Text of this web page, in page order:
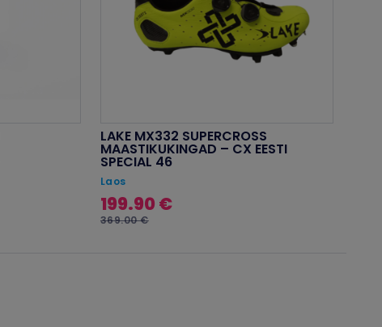
LAKE MX332 SUPERCROSS
MAASTIKUKINGAD – CX EESTI
SPECIAL 46
Laos
199.90 €
369.00 €